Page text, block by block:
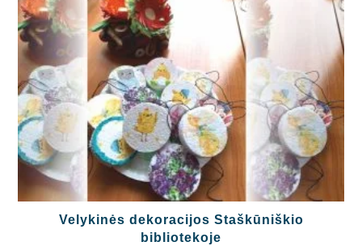
Velykinės dekoracijos Staškūniškio
bibliotekoje